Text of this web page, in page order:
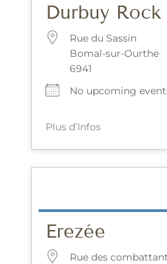
Durbuy Rock
Rue du Sassin
Bomal-sur-Ourthe
6941
No upcoming
Plus d’Infos
Erezée
Rue des